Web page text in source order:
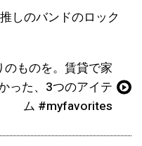
しのバンドのロック
ものを。賃貸で家
った、3つのアイテ
ム #myfavorites